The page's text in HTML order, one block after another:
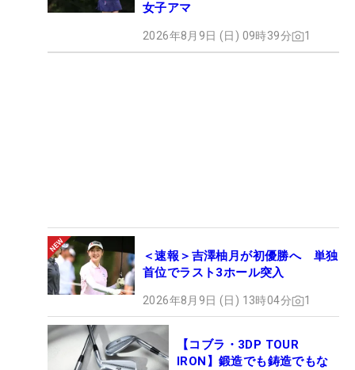
女子アマ
2026年8月9日 (日) 09時39分 1
＜速報＞吉澤柚月が初優勝へ 単独
首位でラスト3ホール突入
2026年8月9日 (日) 13時04分 1
【コブラ・3DP TOUR
IRON】鍛造でも鋳造でもな